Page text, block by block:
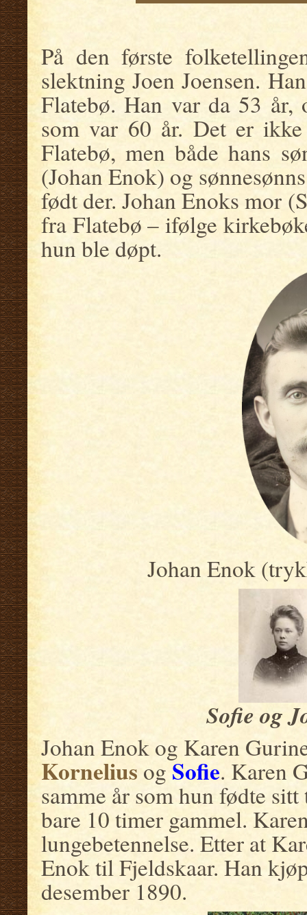
På den første
slektning Joen Joensen.
Flatebø. Han var da 53 år,
som var 60 år. Det er
Flatebø, men både hans
(Johan Enok) og
født der. Johan Enoks mor
fra Flatebø – ifølge
hun ble døpt.
Johan Enok
Sofie og
Johan Enok og Karen
Kornelius ogSofie. Karen
samme år som hun fødte
bare 10 timer gammel.
lungebetennelse. Etter at
Enok til Fjeldskaar. Han
desember 1890.